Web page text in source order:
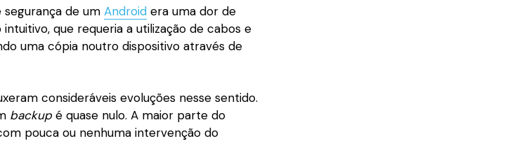
de um Android era uma dor de
que requeria a utilização de cabos e
uma cópia noutro dispositivo através de
consideráveis evoluções nesse sentido.
backup é quase nulo. A maior parte do
pouca ou nenhuma intervenção do